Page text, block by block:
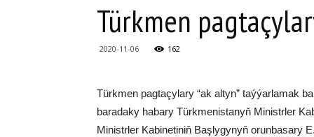
Türkmen
2020-11-06 162
Türkmen pagtaçylary “ak altyn” taýýarlamak
baradaky habary Türkmenistanyň Ministrler
Ministrler Kabinetiniň Başlygynyň orunbasary